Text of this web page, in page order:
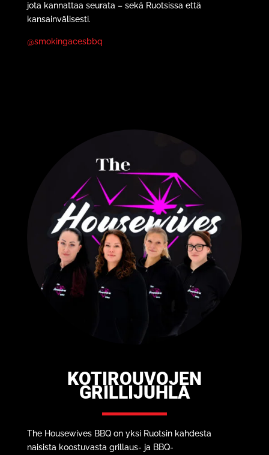
jota kannattaa seurata – sekä Ruotsissa että
kansainvälisesti.
@smokingacesbbq
KOTIROUVOJEN
GRILLIJUHLA
The Housewives BBQ on yksi Ruotsin kahdesta
naisista koostuvasta grillaus- ja BBQ-